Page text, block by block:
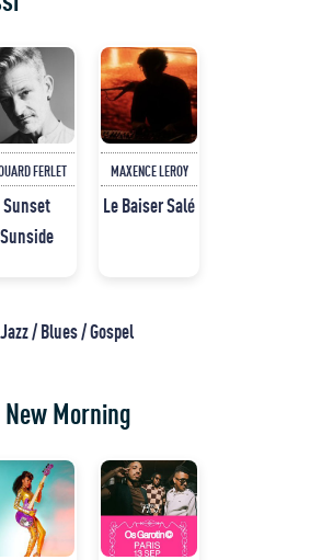
FERLET
Sunset
Sunside
MAXENCE LEROY
Le Baiser Salé
/ Blues / Gospel
Morning